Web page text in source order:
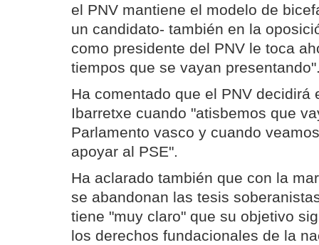
el PNV mantiene el modelo de
un candidato- también en la
como presidente del PNV le toca
tiempos que se vayan
Ha comentado que el PNV decidirá
Ibarretxe cuando "atisbemos que
Parlamento vasco y cuando
apoyar al PSE".
Ha aclarado también que con la
se abandonan las tesis
tiene "muy claro" que su objetivo
los derechos fundacionales de la